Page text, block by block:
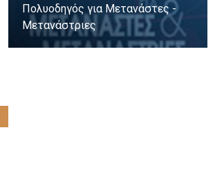
Πολυοδηγός για Μετανάστες -
Μετανάστριες